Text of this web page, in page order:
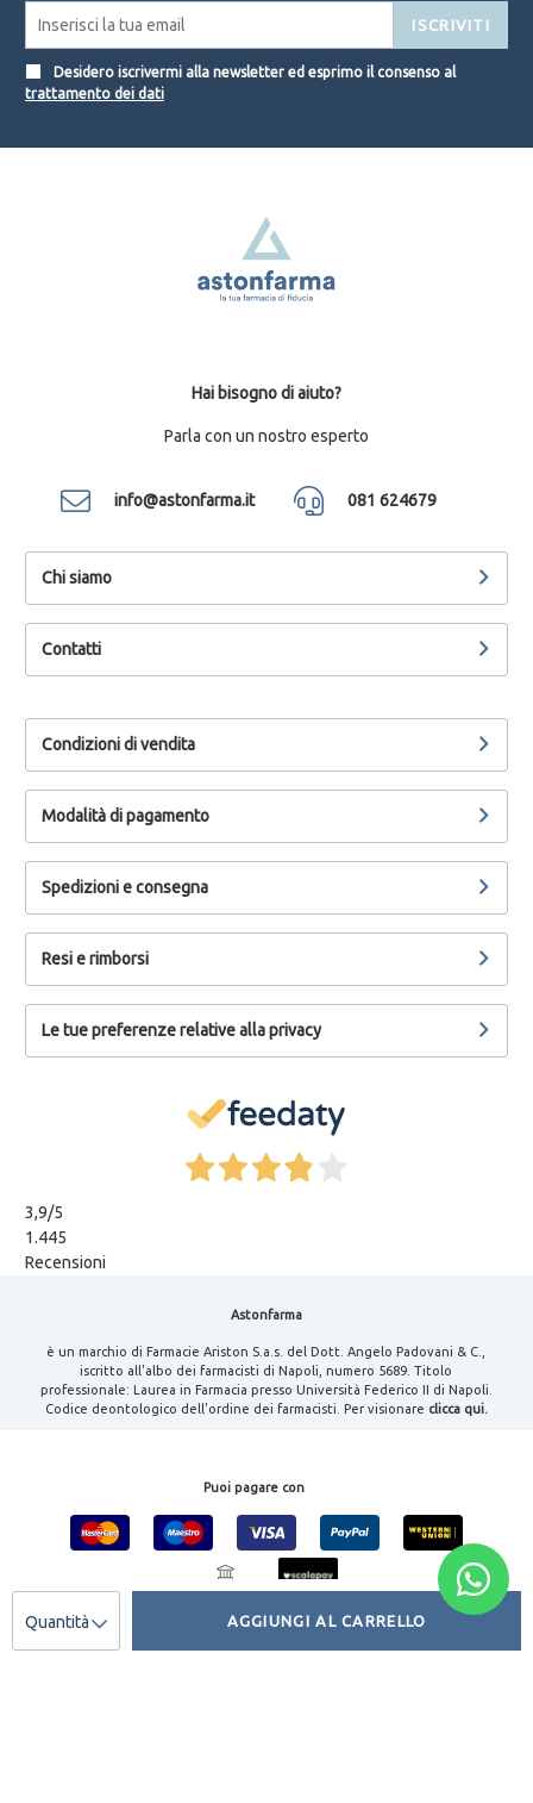
Quantità AGGIUNGI AL CARRELLO
ISCRIVITI
Desidero iscrivermi alla newsletter ed esprimo il consenso al
trattamento dei dati
Hai bisogno di aiuto?
Parla con un nostro esperto
info@astonfarma.it 081 624679
Chi siamo
Contatti
Condizioni di vendita
Modalità di pagamento
Spedizioni e consegna
Resi e rimborsi
Le tue preferenze relative alla privacy
3,9/5
1.445
Recensioni
Astonfarma
è un marchio di Farmacie Ariston S.a.s. del Dott. Angelo Padovani & C.,
iscritto all'albo dei farmacisti di Napoli, numero 5689. Titolo
professionale: Laurea in Farmacia presso Università Federico II di Napoli.
Codice deontologico dell'ordine dei farmacisti. Per visionare clicca qui.
Puoi pagare con
Seguici su: